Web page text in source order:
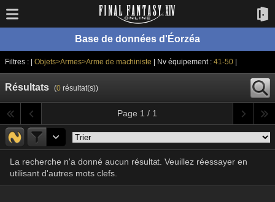
Base de données d'Éorzéa
Filtres : | Objets>Armes>Arme de machiniste | Nv équipement :41-50
Résultats (0résultat(s))
Page 1 / 1
La recherche n'a donné aucun résultat. Veuillez réessayer en
utilisant d'autres mots clefs.